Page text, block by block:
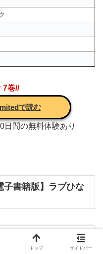
7巻//
で読む
間の無料体験あり
書籍版】ラブひな
トップ サイドバー